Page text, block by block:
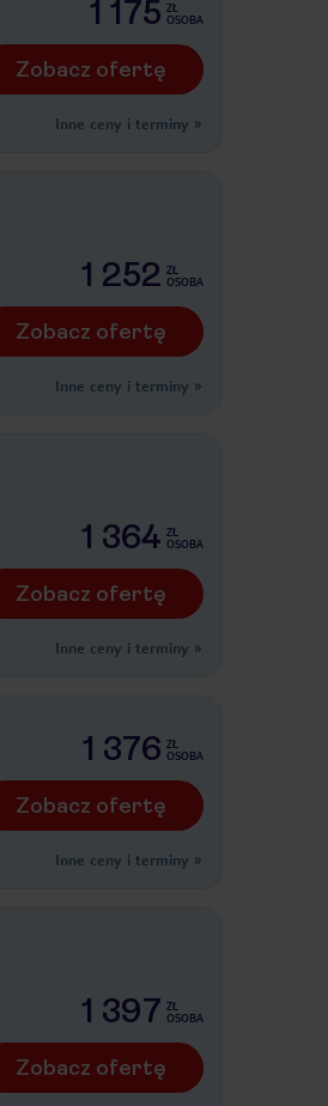
1 175 ZŁ
OSOBA
Zobacz ofertę
Inne ceny i terminy »
1 252 ZŁ
OSOBA
Zobacz ofertę
Inne ceny i terminy »
1 364 ZŁ
OSOBA
Zobacz ofertę
Inne ceny i terminy »
1 376 ZŁ
OSOBA
Zobacz ofertę
Inne ceny i terminy »
1 397 ZŁ
OSOBA
Zobacz ofertę